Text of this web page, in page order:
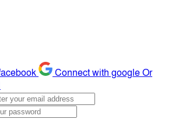
Connect with googleOr